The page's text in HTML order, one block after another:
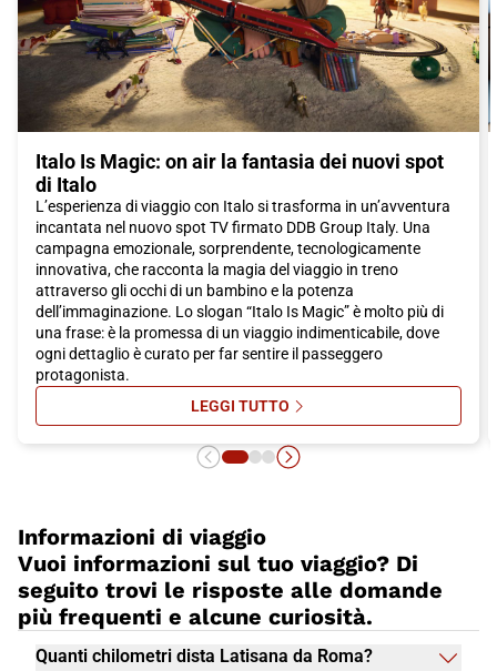
un viaggio pieno di scoperte culturali e gustose esperienze
gastronomiche. E cosa c'è di meglio che raggiungere questa
città in treno Italo, godendo del massimo comfort e
dell'efficienza di un viaggio in treno? Prendi il tuo biglietto Italo e
preparati a vivere un'indimenticabile esperienza a Latisana.
Italo Is Magic: on air la fantasia dei nuovi spot
di Italo
L’esperienza di viaggio con Italo si trasforma in un’avventura
incantata nel nuovo spot TV firmato DDB Group Italy. Una
campagna emozionale, sorprendente, tecnologicamente
innovativa, che racconta la magia del viaggio in treno
attraverso gli occhi di un bambino e la potenza
dell’immaginazione. Lo slogan “Italo Is Magic” è molto più di
una frase: è la promessa di un viaggio indimenticabile, dove
ogni dettaglio è curato per far sentire il passeggero
protagonista.
LEGGI TUTTOSU ITALO IS MAGIC: ON AIR LA
Informazioni di viaggio
Vuoi informazioni sul tuo viaggio? Di
seguito trovi le risposte alle domande
più frequenti e alcune curiosità.
Quanti chilometri dista Latisana da Roma?